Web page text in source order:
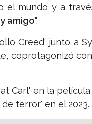
el mundo y a
amigo".
Creed' junto a
coprotagonizó
Carl' en la
terror' en el 2023.